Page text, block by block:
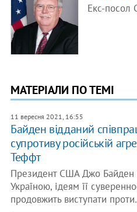
Екс-посол
МАТЕРІАЛИ ПО ТЕМІ
11 вересня 2021, 16:55
Байден відданий
супротиву російській
Теффт
Президент США Джо Байден
Україною, ідеям її
продовжить виступати